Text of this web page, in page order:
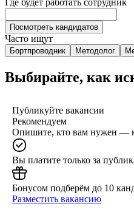
Посмотреть кандидатов
Часто ищут
Бортпроводник Методолог
Выбирайте, как
Публикуйте вакансии
Рекомендуем
Опишите, кто вам нужен —
Вы платите только за
Бонусом подберём до 10
Разместить вакансию